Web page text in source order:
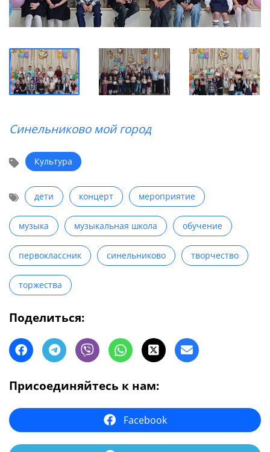
Синельниково мой город
Культура
дети концерт мероприятие
музыка музыкальная школа обучение
первоклассник синельниково творчество
торжества
Поделиться:
Присоединяйтесь к нам:
Facebook